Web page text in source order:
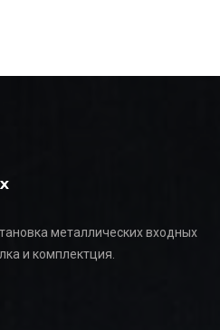
металлических входных
и комплектция.